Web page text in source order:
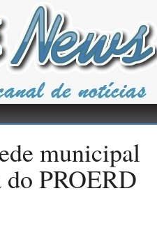
municipal
PROERD